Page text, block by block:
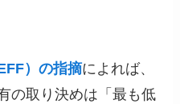
）の指摘によれば、
の取り決めは「最も低